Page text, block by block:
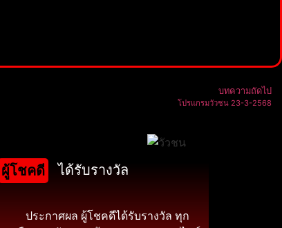
บทความถัดไป
โปรแกรมวัวชน 23-3-2568
ผู้โชคดี ได้รับรางวัล
ประกาศผล ผู้โชคดีได้รับรางวัล ทุก